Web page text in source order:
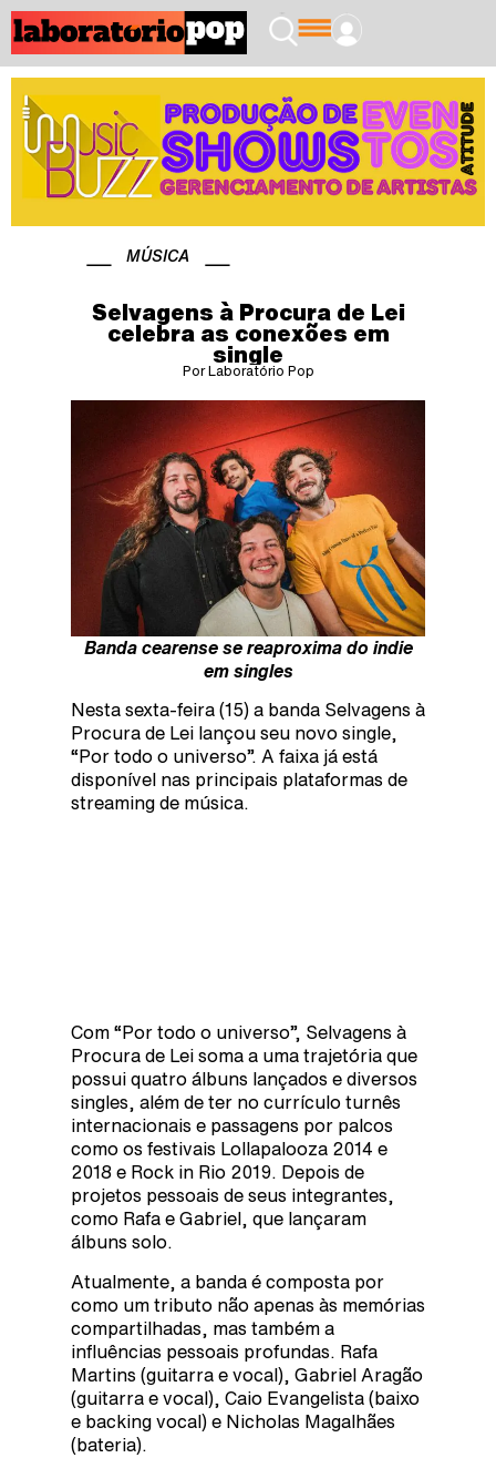
MÚSICA
Selvagens à Procura de Lei
celebra as conexões em
single
Por Laboratório Pop
Banda cearense se reaproxima do indie
em singles
Nesta sexta-feira (15) a banda Selvagens à
Procura de Lei lançou seu novo single,
“Por todo o universo”. A faixa já está
disponível nas principais plataformas de
streaming de música.
Com “Por todo o universo”, Selvagens à
Procura de Lei soma a uma trajetória que
possui quatro álbuns lançados e diversos
singles, além de ter no currículo turnês
internacionais e passagens por palcos
como os festivais Lollapalooza 2014 e
2018 e Rock in Rio 2019. Depois de
projetos pessoais de seus integrantes,
como Rafa e Gabriel, que lançaram
álbuns solo.
Atualmente, a banda é composta por
como um tributo não apenas às memórias
compartilhadas, mas também a
influências pessoais profundas. Rafa
Martins (guitarra e vocal), Gabriel Aragão
(guitarra e vocal), Caio Evangelista (baixo
e backing vocal) e Nicholas Magalhães
(bateria).